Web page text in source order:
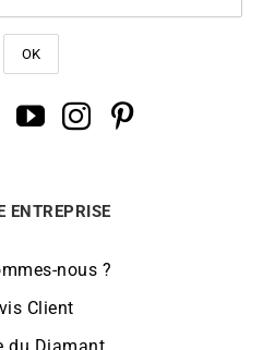
ENTREPRISE
nous ?
Client